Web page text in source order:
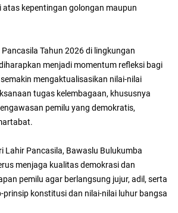
atas kepentingan golongan maupun
Tahun 2026 di lingkungan
menjadi momentum refleksi bagi
mengaktualisasikan nilai-nilai
tugas kelembagaan, khususnya
pemilu yang demokratis,
Lahir Pancasila, Bawaslu Bulukumba
menjaga kualitas demokrasi dan
pemilu agar berlangsung jujur, adil, serta
prinsip konstitusi dan nilai-nilai luhur bangsa